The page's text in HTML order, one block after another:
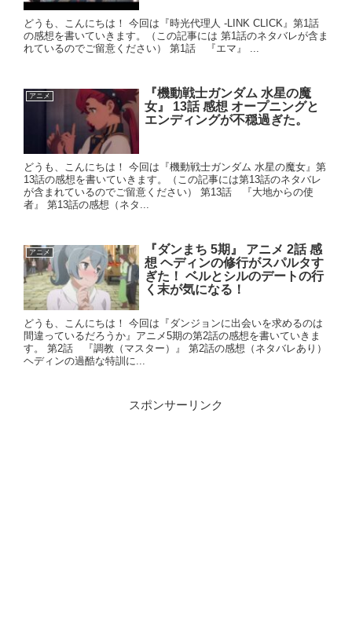
どうも、こんにちは！ 今回は『時光代理人 -LINK CLICK』第1話
の感想を書いていきます。（この記事には 第1話のネタバレが含ま
れているのでご留意ください） 第1話 『エマ』 ...
アニメ
『機動戦士ガンダム 水星の魔
女』 13話 感想 オープニングと
エンディングが不穏過ぎた。
どうも、こんにちは！ 今回は『機動戦士ガンダム 水星の魔女』第
13話の感想を書いていきます。（この記事には第13話のネタバレ
が含まれているのでご留意ください） 第13話 『大地からの使
者』 第13話の感想（ネタ...
アニメ
『ダンまち 5期』 アニメ 2話 感
想 ヘディンの修行がスパルタす
ぎた！ ベルとシルのデートの行
く末が気になる！
どうも、こんにちは！ 今回は『ダンジョンに出会いを求めるのは
間違っているだろうか』アニメ5期の第2話の感想を書いていきま
す。 第2話 『調教（マスター）』 第2話の感想（ネタバレあり）
ヘディンの過酷な特訓に...
スポンサーリンク